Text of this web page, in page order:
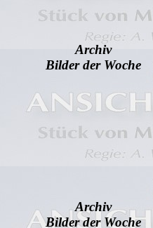
Archiv
Bilder der Woche
Archiv
Bilder der Woche